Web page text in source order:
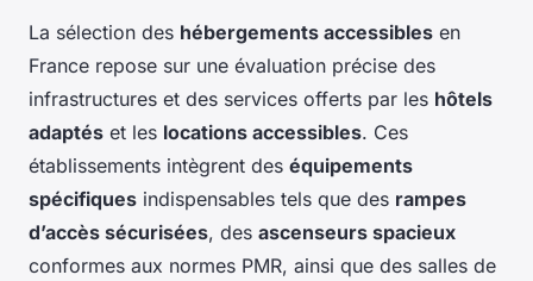
La sélection des hébergements accessibles en
France repose sur une évaluation précise des
infrastructures et des services offerts par les hôtels
adaptés et les locations accessibles. Ces
établissements intègrent des équipements
spécifiques indispensables tels que des rampes
d’accès sécurisées, des ascenseurs spacieux
conformes aux normes PMR, ainsi que des salles de